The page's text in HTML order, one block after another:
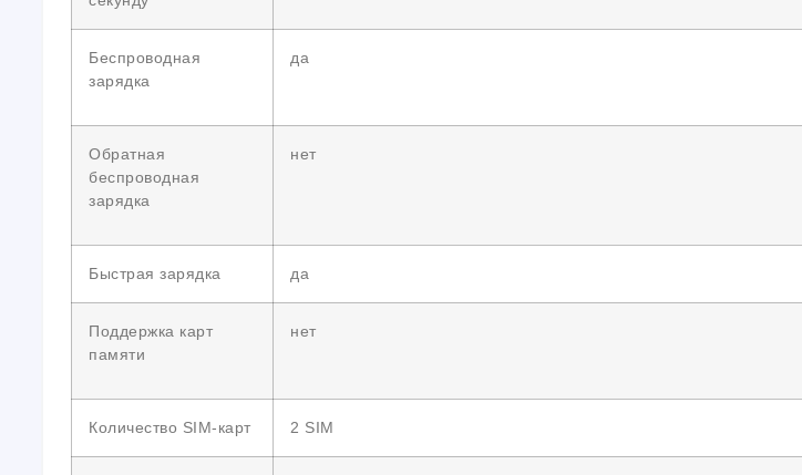
Беспроводная
зарядка
да
Обратная
беспроводная
зарядка
нет
Быстрая зарядка да
Поддержка карт
памяти
нет
Количество SIM-карт 2 SIM